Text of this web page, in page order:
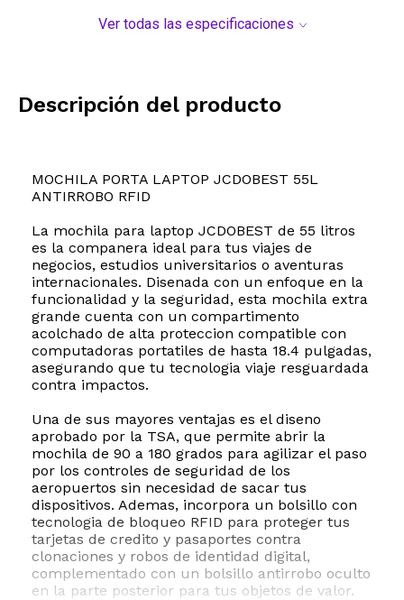
Ver todas las especificaciones
Descripción del producto
MOCHILA PORTA LAPTOP JCDOBEST 55L
ANTIRROBO RFID
La mochila para laptop JCDOBEST de 55 litros
es la companera ideal para tus viajes de
negocios, estudios universitarios o aventuras
internacionales. Disenada con un enfoque en la
funcionalidad y la seguridad, esta mochila extra
grande cuenta con un compartimento
acolchado de alta proteccion compatible con
computadoras portatiles de hasta 18.4 pulgadas,
asegurando que tu tecnologia viaje resguardada
contra impactos.
Una de sus mayores ventajas es el diseno
aprobado por la TSA, que permite abrir la
mochila de 90 a 180 grados para agilizar el paso
por los controles de seguridad de los
aeropuertos sin necesidad de sacar tus
dispositivos. Ademas, incorpora un bolsillo con
tecnologia de bloqueo RFID para proteger tus
tarjetas de credito y pasaportes contra
clonaciones y robos de identidad digital,
complementado con un bolsillo antirrobo oculto
en la parte posterior para tus objetos de valor.